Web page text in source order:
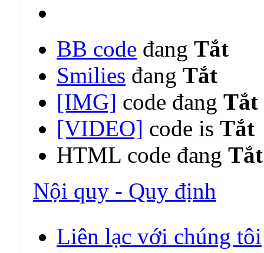
BB code đang Tắt
Smilies đang Tắt
[IMG] code đang Tắt
[VIDEO] code is Tắt
HTML code đang Tắt
Nội quy - Quy định
Liên lạc với chúng tôi